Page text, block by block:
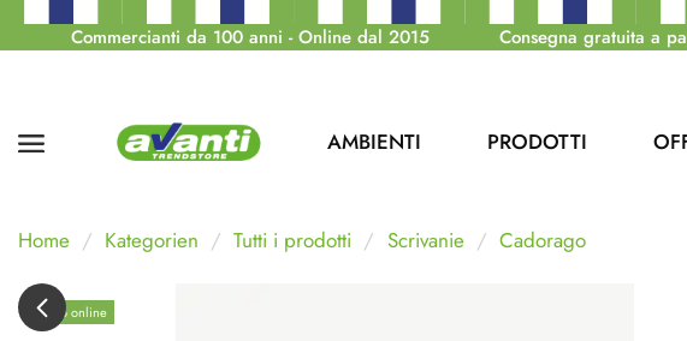
Commercianti da 100 anni - Online dal 2015 Consegna gratuita a
AMBIENTI PRODOTTI
Home Kategorien Tutti i prodotti Scrivanie Cadorago
Solo online